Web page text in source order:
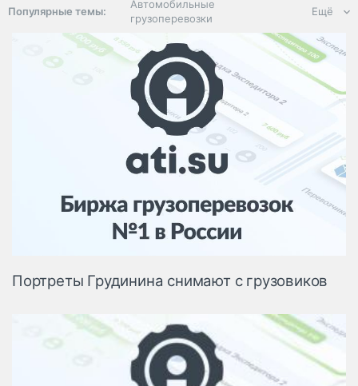
Популярные темы:
Автомобильные
грузоперевозки
Региональная
логистика
ЭДО, ИТ в
логистике
Дороги,
инфраструктура
Логистика, грузы
Негабаритные и
опасные грузы
Безопасность и
Таможня и ВЭД
грузовые
терминалы
Коммерческий
транспорт
Ещё
Портреты Грудинина снимают с грузовиков